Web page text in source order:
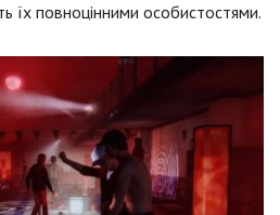
їх повноцінними особистостями.